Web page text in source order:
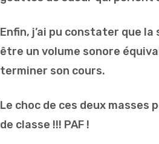
Enfin, j’ai pu constater que la
être un volume sonore
terminer son cours.
Le choc de ces deux
de classe !!! PAF !